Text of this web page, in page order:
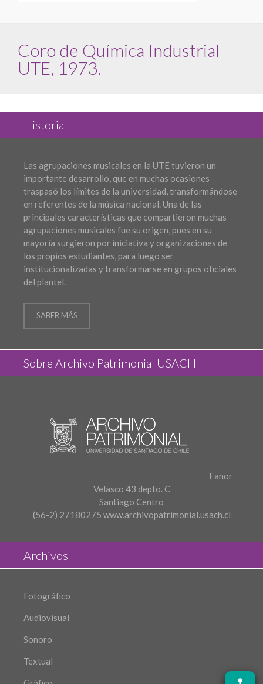
Coro de Química Industrial
UTE, 1973.
Historia
Las agrupaciones musicales en la UTE tuvieron un
importante desarrollo, que en muchas ocasiones
traspasó los límites de la universidad, transformándose
en referentes de la música nacional. Una de las
principales características que compartieron muchas
agrupaciones musicales fue su origen, pues en su
mayoría surgieron por iniciativa y organizaciones de
los propios estudiantes, para luego ser
institucionalizadas y transformarse en grupos oficiales
del plantel.
SABER MÁS
Sobre Archivo Patrimonial USACH
Fanor
Velasco 43 depto. C
Santiago Centro
(56-2) 27180275 www.archivopatrimonial.usach.cl
Archivos
Fotográfico
Audiovisual
Sonoro
Textual